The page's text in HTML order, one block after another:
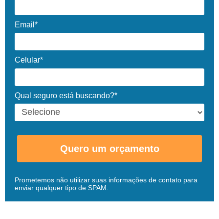
Email*
Celular*
Qual seguro está buscando?*
Quero um orçamento
Prometemos não utilizar suas informações de contato para
enviar qualquer tipo de SPAM.